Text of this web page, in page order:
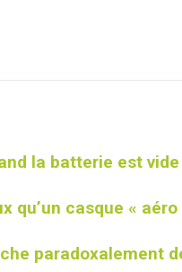
la batterie est vide
casque « aéro
paradoxalement